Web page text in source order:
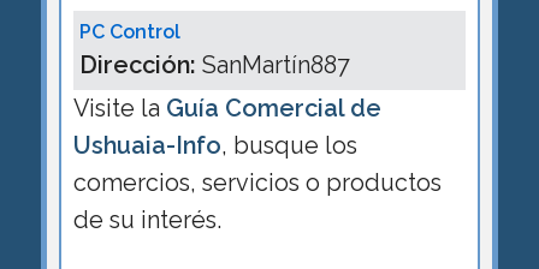
PC Control
Dirección: SanMartín887
Visite la Guía Comercial de
Ushuaia-Info, busque los
comercios, servicios o productos
de su interés.